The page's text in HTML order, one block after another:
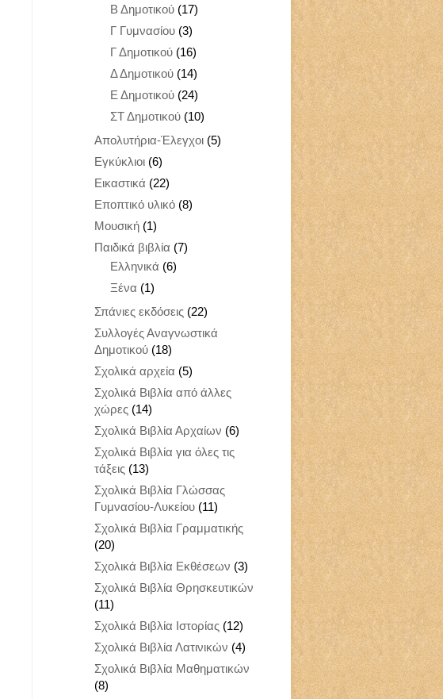
Β Δημοτικού (17)
Γ Γυμνασίου (3)
Γ Δημοτικού (16)
Δ Δημοτικού (14)
Ε Δημοτικού (24)
ΣΤ Δημοτικού (10)
Απολυτήρια-Έλεγχοι (5)
Εγκύκλιοι (6)
Εικαστικά (22)
Εποπτικό υλικό (8)
Μουσική (1)
Παιδικά βιβλία (7)
Ελληνικά (6)
Ξένα (1)
Σπάνιες εκδόσεις (22)
Συλλογές Αναγνωστικά
Δημοτικού (18)
Σχολικά αρχεία (5)
Σχολικά Βιβλία από άλλες
χώρες (14)
Σχολικά Βιβλία Αρχαίων (6)
Σχολικά Βιβλία για όλες τις
τάξεις (13)
Σχολικά Βιβλία Γλώσσας
Γυμνασίου-Λυκείου (11)
Σχολικά Βιβλία Γραμματικής
(20)
Σχολικά Βιβλία Εκθέσεων (3)
Σχολικά Βιβλία Θρησκευτικών
(11)
Σχολικά Βιβλία Ιστορίας (12)
Σχολικά Βιβλία Λατινικών (4)
Σχολικά Βιβλία Μαθηματικών
(8)